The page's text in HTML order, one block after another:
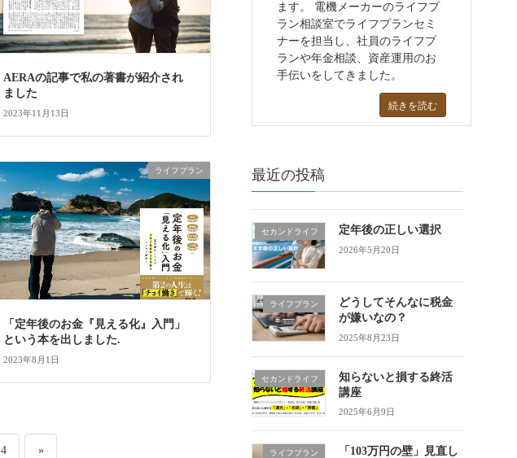
AERAの記事で私の著書が紹介され
ました
2023年11月13日
ライフプラン
「定年後のお金『見える化』入門」
という本を出しました.
2023年8月1日
ペ
4 »
ます。 電機メーカーのライフプ
ラン相談室でライフプランセミ
ナーを担当し、社員のライフプ
ランや年金相談、資産運用のお
手伝いをしてきました。
続きを読む
最近の投稿
セカンドライフ 定年後の正しい選択
2026年5月20日
ライフプラン
どうしてそんなに税金
が嫌いなの？
2025年8月23日
セカンドライフ
知らないと損する終活
講座
2025年6月9日
ライフプラン
「103万円の壁」見直し